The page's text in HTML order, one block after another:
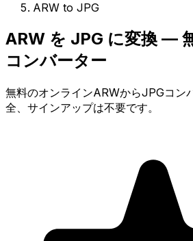
ARW to JPG
ARW を JPG に変換 —
コンバーター
無料のオンラインARWからJPGコン
全、サインアップは不要です。